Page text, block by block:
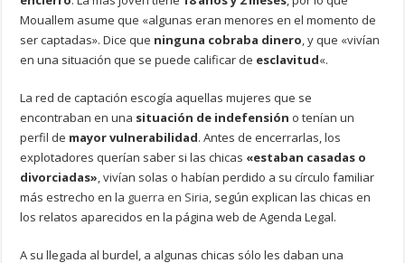
Mouallem asume que «algunas eran menores en el momento de
ser captadas». Dice que ninguna cobraba dinero, y que «vivían
en una situación que se puede calificar de esclavitud«.
La red de captación escogía aquellas mujeres que se
encontraban en una situación de indefensión o tenían un
perfil de mayor vulnerabilidad. Antes de encerrarlas, los
explotadores querían saber si las chicas «estaban casadas o
divorciadas», vivían solas o habían perdido a su círculo familiar
más estrecho en la guerra en Siria, según explican las chicas en
los relatos aparecidos en la página web de Agenda Legal.
A su llegada al burdel, a algunas chicas sólo les daban una